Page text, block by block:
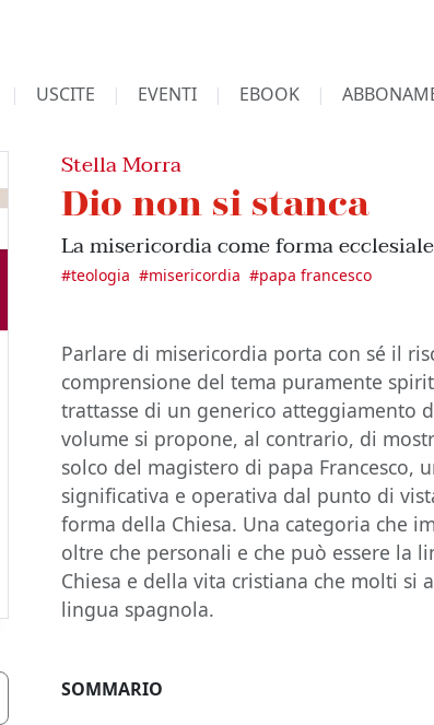
USCITE EVENTI EBOOK
Stella Morra
Dio non si stanca
La misericordia come forma ecclesiale
#teologia #misericordia #papa francesco
Parlare di misericordia porta con sé il
comprensione del tema puramente
trattasse di un generico atteggiamento
volume si propone, al contrario, di
solco del magistero di papa Francesco,
significativa e operativa dal punto di
forma della Chiesa. Una categoria che
oltre che personali e che può essere la
Chiesa e della vita cristiana che molti si
lingua spagnola.
SOMMARIO